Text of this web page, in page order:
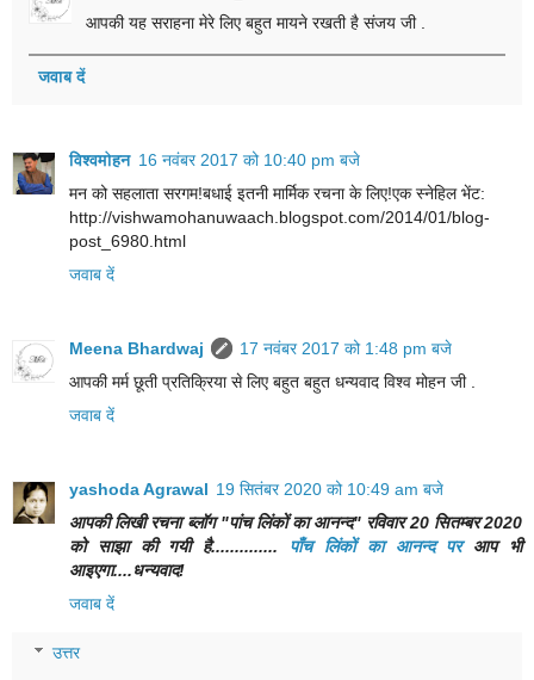
आपकी यह सराहना मेरे लिए‎ बहुत मायने रखती है संजय जी .
जवाब दें
विश्वमोहन 16 नवंबर 2017 को 10:40 pm बजे
मन को सहलाता सरगम!बधाई इतनी मार्मिक रचना के लिए!एक स्नेहिल भेंट:
http://vishwamohanuwaach.blogspot.com/2014/01/blog-
post_6980.html
जवाब दें
Meena Bhardwaj
17 नवंबर 2017 को 1:48 pm बजे
आपकी मर्म छूती प्रतिक्रिया‎ से लिए‎ बहुत बहुत‎ धन्यवाद विश्व मोहन जी .
जवाब दें
yashoda Agrawal 19 सितंबर 2020 को 10:49 am बजे
आपकी लिखी रचना ब्लॉग "पांच लिंकों का आनन्द" रविवार 20 सितम्बर 2020
को साझा की गयी है.............. पाँच लिंकों का आनन्द पर आप भी
आइएगा....धन्यवाद!
जवाब दें
उत्तर